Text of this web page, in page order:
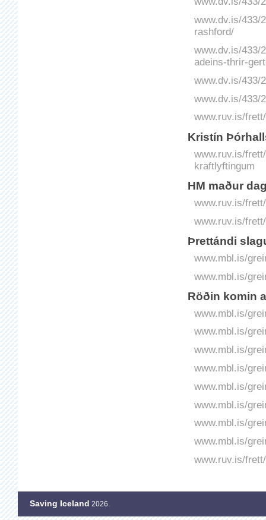
www.dv.is/433/
rashford/
www.dv.is/433/
adeins-thrir-
www.dv.is/433/
www.dv.is/433/
www.ruv.is/
Kristín
www.ruv.is/
kraftlyftingum
HM maður
www.ruv.is/
www.ruv.is/
Þrettándi
www.mbl.is/
www.mbl.is/
Röðin komin
www.mbl.is/
www.mbl.is/
www.mbl.is/
www.mbl.is/
www.mbl.is/
www.mbl.is/
www.mbl.is/
www.mbl.is/
www.ruv.is/
Saving Iceland 2026.